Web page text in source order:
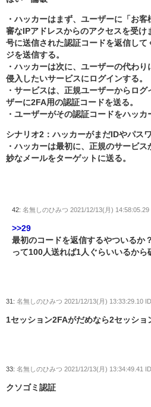
・ハッカーはまず、ユーザーに「お
審なIPアドレスからのアクセスを受け
号に送信された認証コードを返信し
ジを送信する。
・ハッカーは次に、ユーザーの代わ
侵入したいサービスにログインする。
・サービスは、正規ユーザーからロ
ザーに2FA用の認証コードを送る。
・ユーザーがその認証コードをハッカ
シナリオ2：ハッカーがまだIDやパス
・ハッカーは最初に、正規のサービ
妙なメールをターゲットに送る。
42: 名無しのひみつ 2021/12/13(月)
>>29
最初のコードを返信するやついるか？
って100人送れば1人ぐらいいるから
31: 名無しのひみつ 2021/12/13(月) 13:33:29.10
1セッション2FAがだめなら2セッシ
33: 名無しのひみつ 2021/12/13(月) 13:34:49.41
クソゴミ認証